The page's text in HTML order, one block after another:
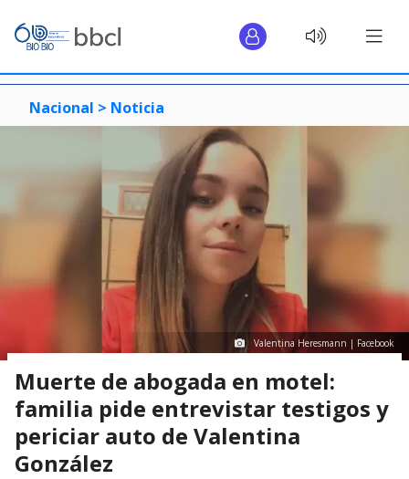
Nacional > Noticia
Valentina Heresmann | Facebook
Muerte de abogada en motel:
familia pide entrevistar testigos y
periciar auto de Valentina
González